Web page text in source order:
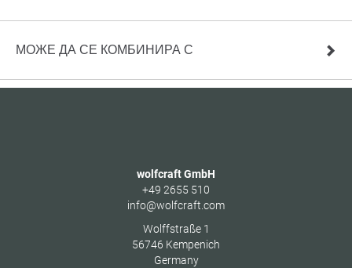
МОЖЕ ДА СЕ КОМБИНИРА С
wolfcraft GmbH
+49 2655 510
info@wolfcraft.com
Wolffstraße 1
56746 Kempenich
Germany